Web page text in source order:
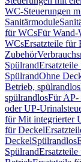
WC-Steuerungen
Sanitärmodule
für WCsFür Wand-
WCsErsatzteile für
Zubehör
Spülrand
SpülrandOhne
Betrieb, spülrandlos
spülrandlosFür AP-
oder UP-
für Mit integrierter
für Deckel
DeckelSpülrandlos
Spülrand